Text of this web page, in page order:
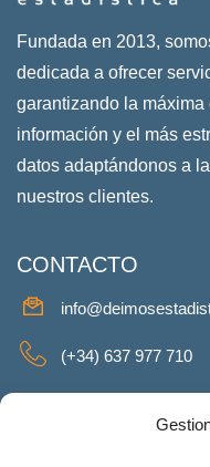
Fundada en 2013,
dedicada a ofrecer
garantizando la máxima
información y el más
datos adaptándonos a
nuestros clientes.
CONTACTO
(+34) 637 977 710